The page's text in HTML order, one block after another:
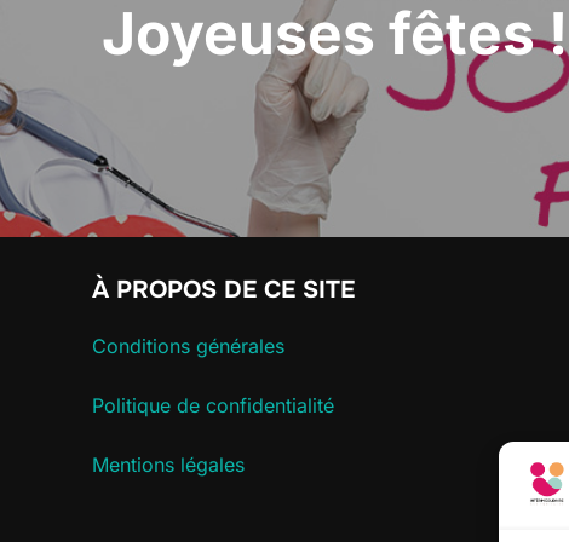
Joyeuses fêtes !
À PROPOS DE CE SITE
Conditions générales
Politique de confidentialité
Mentions légales